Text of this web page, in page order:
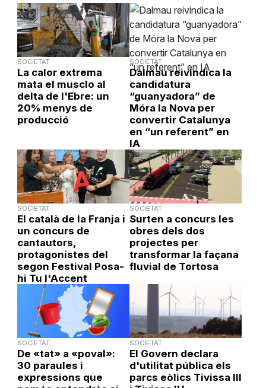
SOCIETAT
La calor extrema
mata el musclo al
delta de l'Ebre: un
20% menys de
producció
SOCIETAT
Dalmau reivindica la
candidatura
“guanyadora” de
Móra la Nova per
convertir Catalunya
en “un referent” en
IA
SOCIETAT
El català de la Franja i
un concurs de
cantautors,
protagonistes del
segon Festival Posa-
hi Tu l'Accent
SOCIETAT
Surten a concurs les
obres dels dos
projectes per
transformar la façana
fluvial de Tortosa
SOCIETAT
De «tat» a «poval»:
30 paraules i
expressions que
SOCIETAT
El Govern declara
d'utilitat pública els
parcs eòlics Tivissa III